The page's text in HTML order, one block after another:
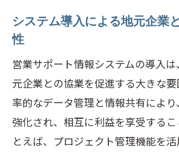
システム導入による地元企業
性
営業サポート情報システムの導入
元企業との協業を促進する大きな
率的なデータ管理と情報共有によ
強化され、相互に利益を享受する
とえば、プロジェクト管理機能を